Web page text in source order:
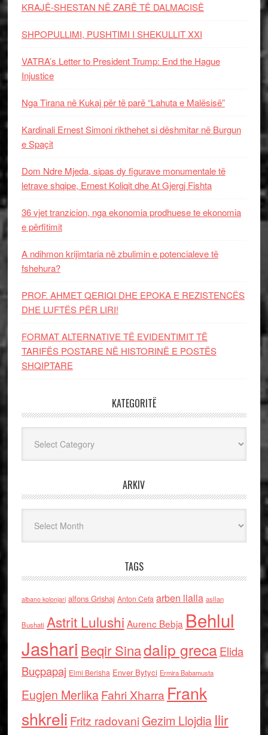
KRAJË-SHESTAN NË ZARË TË DALMACISË
SHPOPULLIMI, PUSHTIMI I SHEKULLIT XXI
VATRA’s Letter to President Trump: End the Hague
Injustice
Nga Tirana në Kukaj për të parë “Lahuta e Malësisë”
Kardinali Ernest Simoni rikthehet si dëshmitar në Burgun
e Spaçit
Dom Ndre Mjeda, sipas dy figurave monumentale të
letrave shqipe, Ernest Koliqit dhe At Gjergj Fishta
36 vjet tranzicion, nga ekonomia prodhuese te ekonomia
e përfitimit
A ndihmon krijimtaria në zbulimin e potencialeve të
fshehura?
PROF. AHMET QERIQI DHE EPOKA E REZISTENCЁS
DHE LUFTЁS PЁR LIRI!
FORMAT ALTERNATIVE TË EVIDENTIMIT TË
TARIFËS POSTARE NË HISTORINË E POSTËS
SHQIPTARE
KATEGORITË
ARKIV
TAGS
albano kolonjari alfons Grishaj Anton Cefa arben llalla asllan
Bushati Astrit Lulushi Aurenc Bebja Behlul
Jashari Beqir Sinadalip grecaElida
Buçpapaj Elmi Berisha Enver Bytyci Ermira Babamusta
Eugjen MerlikaFahri Xharra Frank
shkreli Fritz radovaniGezim Llojdia Ilir